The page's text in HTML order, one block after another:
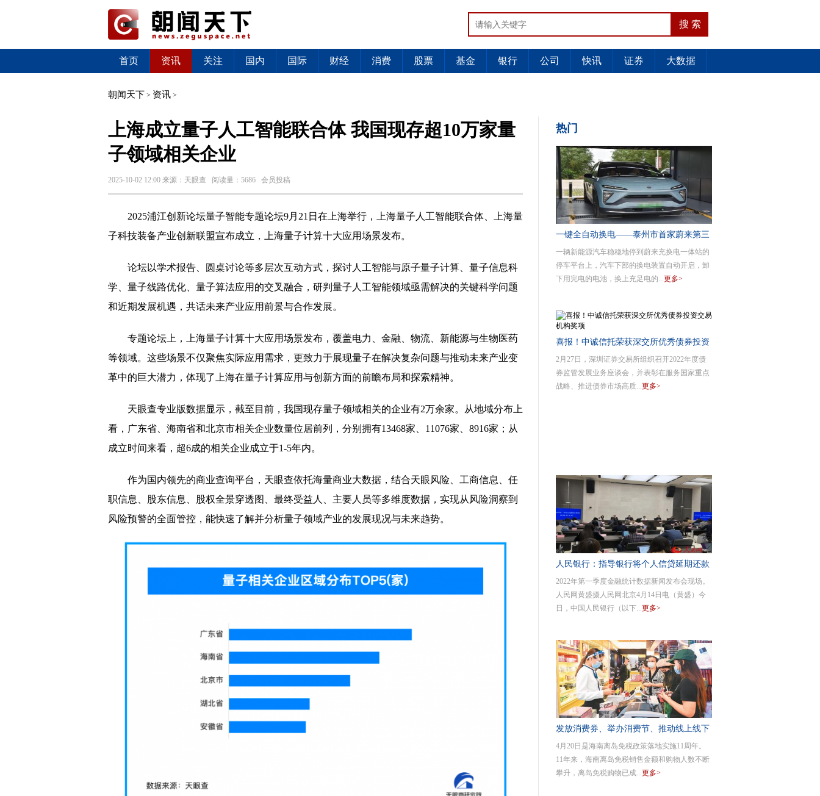
首页 资讯 关注 国内 国际 财经 消费 股票 基金 银行 公司 快讯 证券 大数据
朝闻天下 > 资讯 >
上海成立量子人工智能联合体 我国现存超10万家量
子领域相关企业
2025-10-02 12:00 来源： 天眼查 阅读量：5686 会员投稿
2025浦江创新论坛量子智能专题论坛9月21日在上海举行，上海量子人工智能联合体、上海量
子科技装备产业创新联盟宣布成立，上海量子计算十大应用场景发布。
论坛以学术报告、圆桌讨论等多层次互动方式，探讨人工智能与原子量子计算、量子信息科
学、量子线路优化、量子算法应用的交叉融合，研判量子人工智能领域亟需解决的关键科学问题
和近期发展机遇，共话未来产业应用前景与合作发展。
专题论坛上，上海量子计算十大应用场景发布，覆盖电力、金融、物流、新能源与生物医药
等领域。这些场景不仅聚焦实际应用需求，更致力于展现量子在解决复杂问题与推动未来产业变
革中的巨大潜力，体现了上海在量子计算应用与创新方面的前瞻布局和探索精神。
天眼查专业版数据显示，截至目前，我国现存量子领域相关的企业有2万余家。从地域分布上
看，广东省、海南省和北京市相关企业数量位居前列，分别拥有13468家、11076家、8916家；从
成立时间来看，超6成的相关企业成立于1-5年内。
作为国内领先的商业查询平台，天眼查依托海量商业大数据，结合天眼风险、工商信息、任
职信息、股东信息、股权全景穿透图、最终受益人、主要人员等多维度数据，实现从风险洞察到
风险预警的全面管控，能快速了解并分析量子领域产业的发展现况与未来趋势。
热门
一键全自动换电——泰州市首家蔚来第三
代换电站
一辆新能源汽车稳稳地停到蔚来充换电一体站的
停车平台上，汽车下部的换电装置自动开启，卸
下用完电的电池，换上充足电的...更多>
喜报！中诚信托荣获深交所优秀债券投资
交易机构
2月27日，深圳证券交易所组织召开2022年度债
券监管发展业务座谈会，并表彰在服务国家重点
战略、推进债券市场高质...更多>
人民银行：指导银行将个人信贷延期还款
政策落到
2022年第一季度金融统计数据新闻发布会现场。
人民网黄盛摄人民网北京4月14日电（黄盛）今
日，中国人民银行（以下...更多>
发放消费券、举办消费节、推动线上线下
消费融合
4月20日是海南离岛免税政策落地实施11周年。
11年来，海南离岛免税销售金额和购物人数不断
攀升，离岛免税购物已成...更多>